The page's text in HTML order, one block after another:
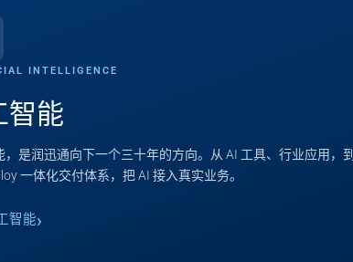
INTELLIGENCE
智能
，是润迅通向下一个三十年的方向。从 AI 工具、行业应用，到
一体化交付体系，把 AI 接入真实业务。
智能